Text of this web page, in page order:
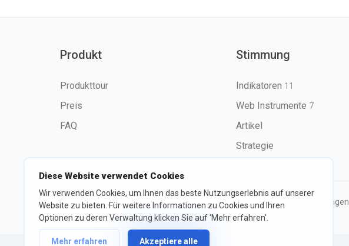
Diese Website verwendet Cookies
Wir verwenden Cookies, um Ihnen das beste Nutzungserlebnis auf unserer
Website zu bieten. Für weitere Informationen zu Cookies und Ihren
Optionen zu deren Verwaltung klicken Sie auf 'Mehr erfahren'.
Mehr erfahren Akzeptiere alle
Produkt
Produkttour
Preis
FAQ
Stimmung
Indikatoren 11
Web Instrumente 7
Artikel
Strategie
©2026 fxssi.com Alle Rechte
vorbehalten
Nutzungsbedingungen